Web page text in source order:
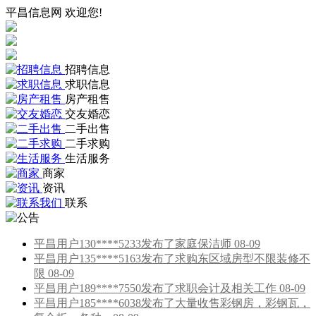
平昌信息网 欢迎您!
招聘信息
求职信息
房产租售
交友婚恋
二手出售
二手求购
生活服务
商家
资讯
联系
平昌用户130****5233发布了家庭保洁师 08-09
平昌用户135****5163发布了求购东区域房型不限装修不
限 08-09
平昌用户189****7550发布了求职会计及相关工作 08-09
平昌用户185****6038发布了大量收售彩钢房，彩钢瓦，